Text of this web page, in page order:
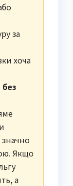
за
хоча
Якщо
а